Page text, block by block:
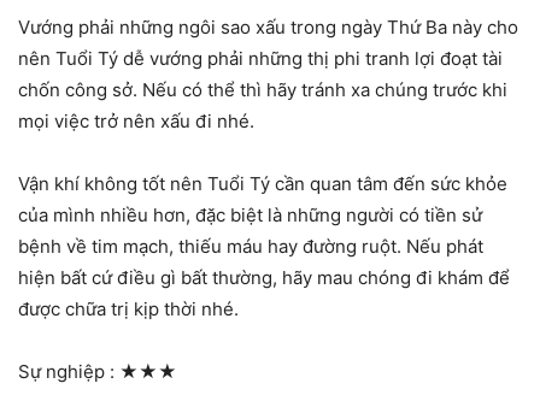
Vướng phải những ngôi sao xấu trong ngày Thứ Ba này cho
nên Tuổi Tý dễ vướng phải những thị phi tranh lợi đoạt tài
chốn công sở. Nếu có thể thì hãy tránh xa chúng trước khi
mọi việc trở nên xấu đi nhé.
Vận khí không tốt nên Tuổi Tý cần quan tâm đến sức khỏe
của mình nhiều hơn, đặc biệt là những người có tiền sử
bệnh về tim mạch, thiếu máu hay đường ruột. Nếu phát
hiện bất cứ điều gì bất thường, hãy mau chóng đi khám để
được chữa trị kịp thời nhé.
Sự nghiệp : ★★★